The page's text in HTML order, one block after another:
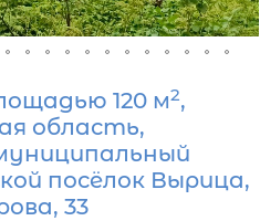
120 м2,
область,
посёлок Вырица,
33